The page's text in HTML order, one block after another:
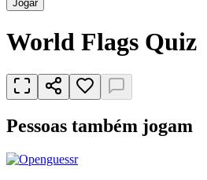
Jogar
World Flags Quiz
Pessoas também jogam